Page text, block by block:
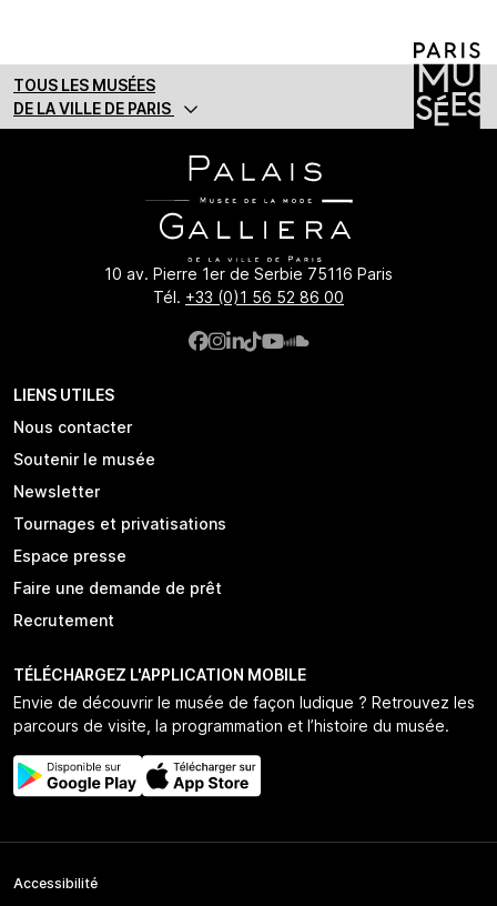
TOUS LES MUSÉES
DE LA VILLE DE PARIS
10 av. Pierre 1er de Serbie 75116 Paris
Tél. +33 (0)1 56 52 86 00
LIENS UTILES
Nous contacter
Soutenir le musée
Newsletter
Tournages et privatisations
Espace presse
Faire une demande de prêt
Recrutement
TÉLÉCHARGEZ L'APPLICATION MOBILE
Envie de découvrir le musée de façon ludique ? Retrouvez les
parcours de visite, la programmation et l’histoire du musée.
Accessibilité